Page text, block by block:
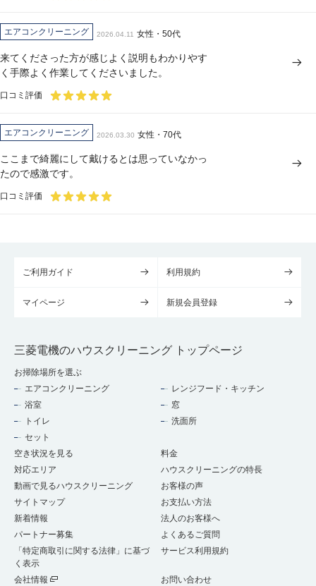
エアコンクリーニング 2026.04.11 女性・50代
来てくださった方が感じよく説明もわかりやす
く手際よく作業してくださいました。
口コミ評価
エアコンクリーニング 2026.03.30 女性・70代
ここまで綺麗にして戴けるとは思っていなかっ
たので感激です。
口コミ評価
ご利用ガイド 利用規約
マイページ 新規会員登録
三菱電機のハウスクリーニング トップページ
お掃除場所を選ぶ
エアコンクリーニング
レンジフード・キッチン
浴室
窓
トイレ
洗面所
セット
空き状況を見る
料金
対応エリア
ハウスクリーニングの特長
動画で見るハウスクリーニング
お客様の声
サイトマップ
お支払い方法
新着情報
法人のお客様へ
パートナー募集
よくあるご質問
「特定商取引に関する法律」に基づ
く表示
サービス利用規約
会社情報 お問い合わせ